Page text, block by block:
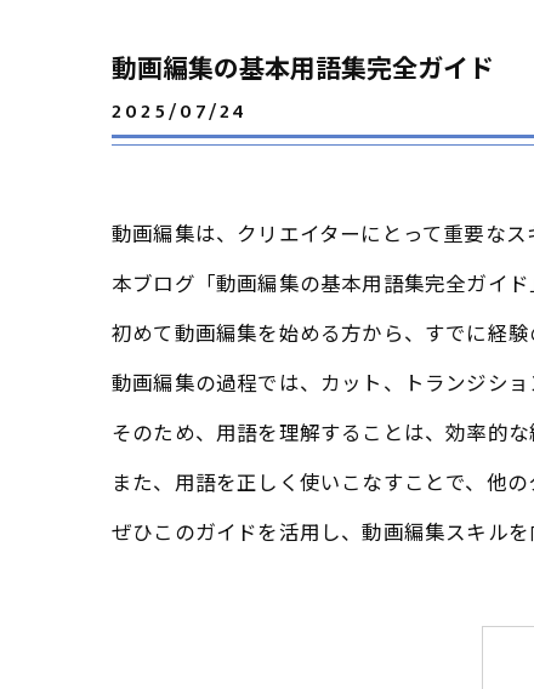
動画編集の基本用語集完全ガイド
2025/07/24
動画編集は、クリエイターにとって重要なス
本ブログ「動画編集の基本用語集完全ガイ
初めて動画編集を始める方から、すでに経
動画編集の過程では、カット、トランジシ
そのため、用語を理解することは、効率的
また、用語を正しく使いこなすことで、他
ぜひこのガイドを活用し、動画編集スキルを